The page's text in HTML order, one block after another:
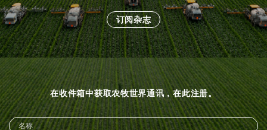
订阅杂志
在收件箱中获取农牧世界通讯，在此注册。